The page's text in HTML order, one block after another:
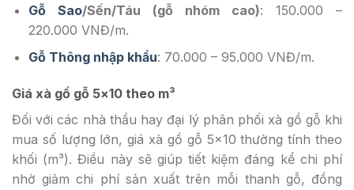
Gỗ Sao/Sến/Táu (gỗ nhóm cao): 150.000 –
220.000 VNĐ/m.
Gỗ Thông nhập khẩu: 70.000 – 95.000 VNĐ/m.
Giá xà gồ gỗ 5×10 theo m³
Đối với các nhà thầu hay đại lý phân phối xà gồ gỗ khi
mua số lượng lớn, giá xà gồ gỗ 5×10 thường tính theo
khối (m³). Điều này sẽ giúp tiết kiệm đáng kể chi phí
nhờ giảm chi phí sản xuất trên mỗi thanh gỗ, đồng